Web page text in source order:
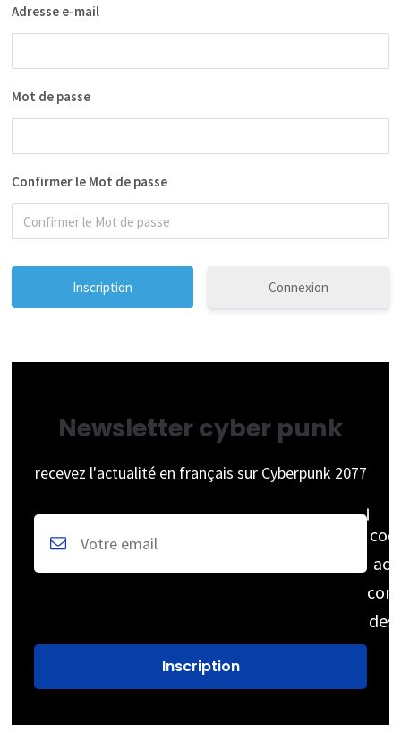
Adresse e-mail
Mot de passe
Confirmer le Mot de passe
Connexion
Newsletter cyber punk
recevez l'actualité en français sur Cyberpunk 2077
des